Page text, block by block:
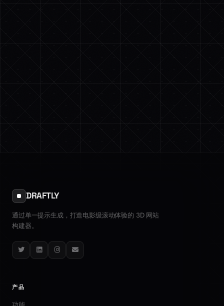
DRAFTLY
通过单一提示生成，打造电影级滚动体验的 3D 网站
构建器。
TwitterLinkedInInstagram
Email
产品
功能